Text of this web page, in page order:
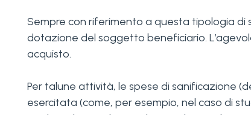
Sempre con riferimento a questa tipologia
dotazione del soggetto beneficiario.
acquisto.
Per talune attività, le spese di sanificazione
esercitata (come, per esempio, nel caso di